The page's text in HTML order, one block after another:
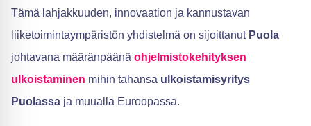
Tämä lahjakkuuden, innovaation ja kannustavan
liiketoimintaympäristön yhdistelmä on sijoittanut Puola
johtavana määränpäänä ohjelmistokehityksen
ulkoistaminen mihin tahansa ulkoistamisyritys
Puolassa ja muualla Euroopassa.